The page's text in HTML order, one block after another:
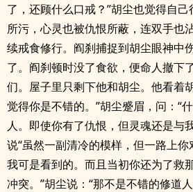
了，还顾什么口戒？”胡尘也觉得自
所污，心灵也被仇恨所蔽，连双手也
续戒食修行。阎刹捕捉到胡尘眼神中
了。阎刹顿时没了食欲，便命人撤下
们。屋子里只剩下他和胡尘。他看着
觉得你是不错的。”胡尘蹙眉，问：“
人。即使你有了仇恨，但灵魂还是与
说“虽然一副清冷的模样，但一路上
我可是看到的。而且当初你还为了救
冲突。”胡尘说：“那不是不错的修道